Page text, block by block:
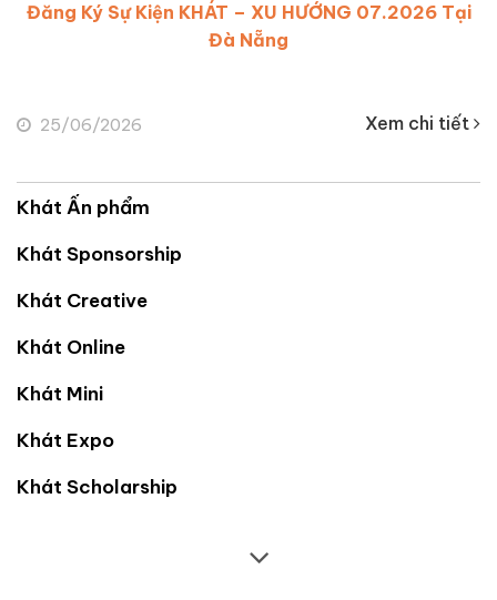
Khát Ấn phẩm
Khát Sponsorship
Khát Creative
Khát Online
Khát Mini
Khát Expo
Khát Scholarship
Tại
chi tiết
Đăng Ký Tham Gia Sự Kiện KHÁT – XU